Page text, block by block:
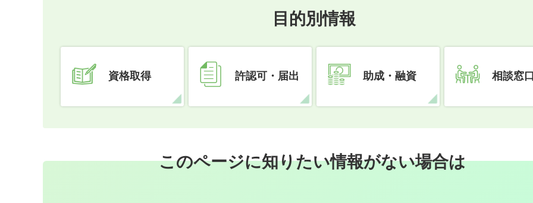
目的別情報
資格取得 許認可・届出 助成・融資 相談窓
このページに知りたい情報がない場合は